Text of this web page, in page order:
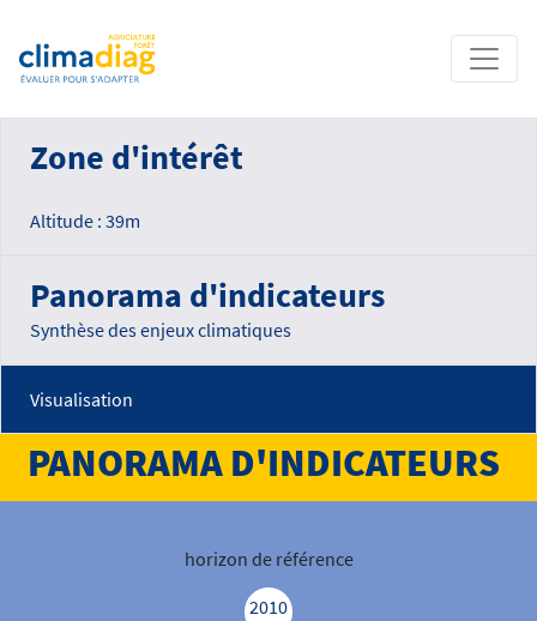
Zone d'intérêt
Altitude : 39m
Panorama d'indicateurs
Synthèse des enjeux climatiques
Visualisation
PANORAMA D'INDICATEURS
horizon de référence
2010